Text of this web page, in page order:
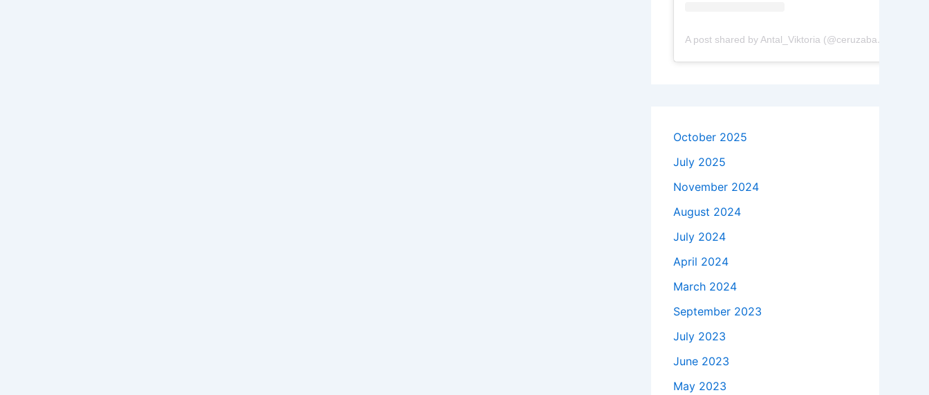
A post shared by Antal_Viktoria (@ceruzabab.hu)
October 2025
July 2025
November 2024
August 2024
July 2024
April 2024
March 2024
September 2023
July 2023
June 2023
May 2023